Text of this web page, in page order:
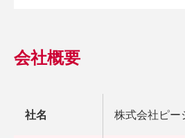
会社概要
社名 株式会社ピー